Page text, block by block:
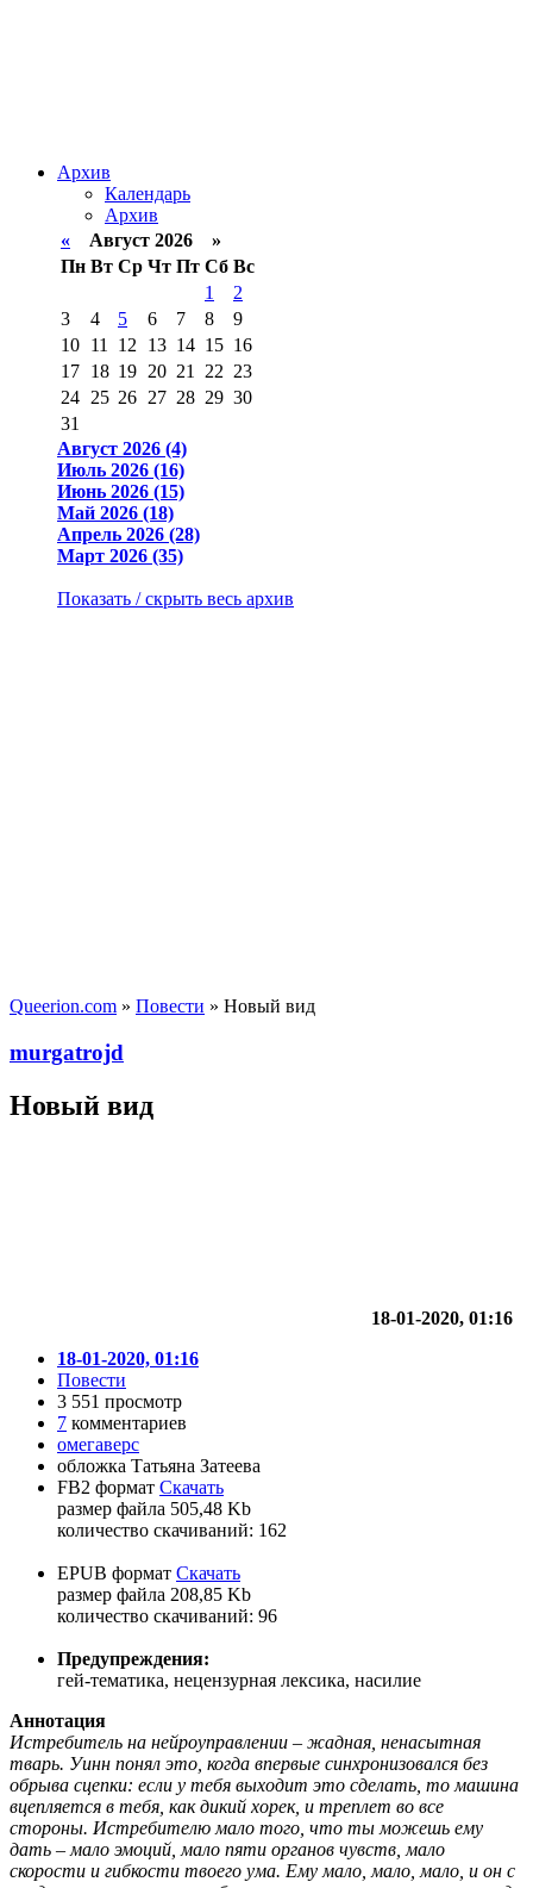
Архив
Календарь
Архив
« Август 2026 »
Пн Вт Ср Чт Пт Сб Вс
1
2
3
4 5 6 7 8
9
10 11 12 13 14 15 16
17 18 19 20 21 22 23
24 25 26 27 28 29 30
31
Август 2026 (4)
Июль 2026 (16)
Июнь 2026 (15)
Май 2026 (18)
Апрель 2026 (28)
Март 2026 (35)
Показать / скрыть весь архив
Queerion.com » Повести » Новый вид
murgatrojd
Новый вид
18-01-2020, 01:16
18-01-2020, 01:16
Повести
3 551 просмотр
7 комментариев
омегаверс
обложка Татьяна Затеева
FB2 формат Скачать
размер файла 505,48 Kb
количество cкачиваний: 162
EPUB формат Скачать
размер файла 208,85 Kb
количество cкачиваний: 96
Предупреждения:
гей-тематика, нецензурная лексика, насилие
Аннотация
Истребитель на нейроуправлении – жадная, ненасытная
тварь. Уинн понял это, когда впервые синхронизовался без
обрыва сцепки: если у тебя выходит это сделать, то машина
вцепляется в тебя, как дикий хорек, и треплет во все
стороны. Истребителю мало того, что ты можешь ему
дать – мало эмоций, мало пяти органов чувств, мало
скорости и гибкости твоего ума. Ему мало, мало, мало, и он с